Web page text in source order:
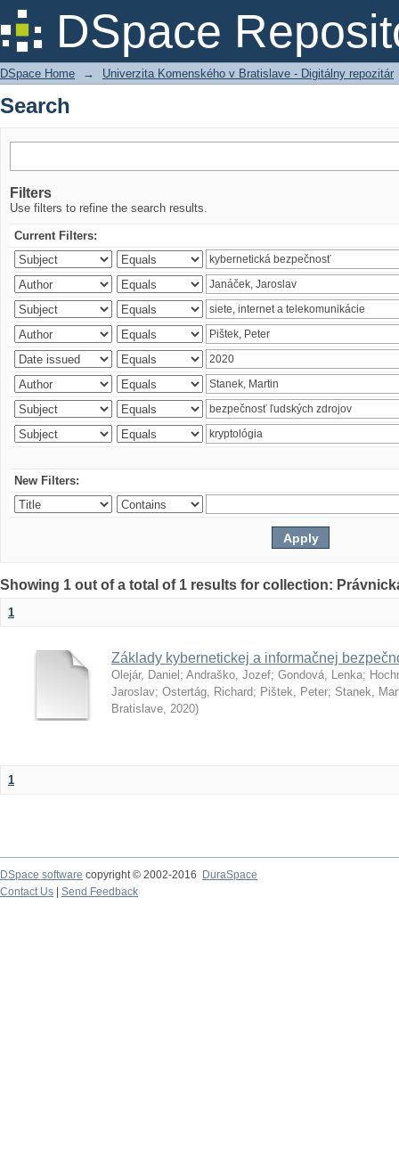
DSpace
Search
DSpace Home → Univerzita Komenského v Bratislave - Digitálny repozitár
Search
Filters
Use filters to refine the search results.
Current Filters:
New Filters:
Showing 1 out of a total of 1 results for collection:
1
Základy kybernetickej a informačnej
Olejár, Daniel ; Andraško, Jozef; Gondová, Lenka;
Jaroslav; Ostertág, Richard; Pištek, Peter; Stanek,
Bratislave, 2020)
1
DSpace software copyright © 2002-2016
DuraSpace
Contact Us
Send Feedback